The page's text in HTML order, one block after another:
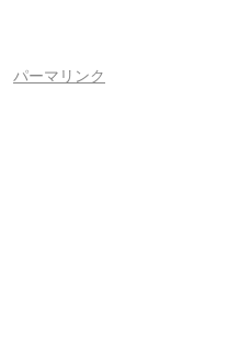
パーマリンク